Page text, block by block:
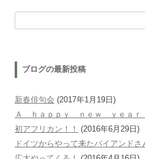
検索:
ブログの最新投稿
新春俳句会 (2017年1月19日)
Ａ ｈａｐｐｙ ｎｅｗ ｙｅａｒ
初アフリカン！！
(2016年6月29日)
ドイツからやって来たバイアンドさ